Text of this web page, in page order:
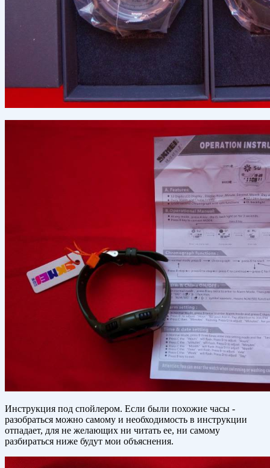
Инструкция под спойлером. Если были похожие часы -
разобраться можно самому и необходимость в инструкции
отпадает, для не желающих ни читать ее, ни самому
разбираться ниже будут мои объяснения.